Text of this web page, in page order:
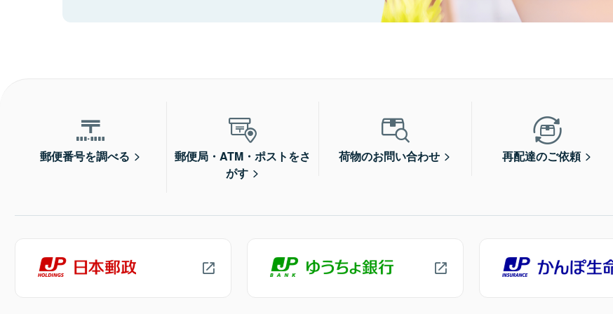
郵便番号を調べる
郵便局・ATM・ポストをさ
がす
荷物のお問い合わせ 再配達のご依頼